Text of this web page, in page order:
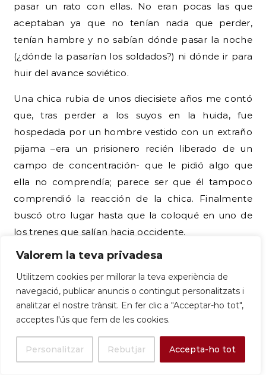
Valorem la teva privadesa
Utilitzem cookies per millorar la teva experiència de
navegació, publicar anuncis o contingut personalitzats i
analitzar el nostre trànsit. En fer clic a "Acceptar-ho tot",
acceptes l'ús que fem de les cookies.
Personalitzar Rebutjar Accepta-ho tot
pasar un rato con ellas. No eran pocas las que
aceptaban ya que no tenían nada que perder,
tenían hambre y no sabían dónde pasar la noche
(¿dónde la pasarían los soldados?) ni dónde ir para
huir del avance soviético.
Una chica rubia de unos diecisiete años me contó
que, tras perder a los suyos en la huida, fue
hospedada por un hombre vestido con un extraño
pijama –era un prisionero recién liberado de un
campo de concentración- que le pidió algo que
ella no comprendía; parece ser que él tampoco
comprendió la reacción de la chica. Finalmente
buscó otro lugar hasta que la coloqué en uno de
los trenes que salían hacia occidente.
Una anciana bien vestida con una niña de unos seis
o siete años estaba sentada sobre sus maletas en
medio de la estación, obviamente desorientada y
sin saber qué hacer.